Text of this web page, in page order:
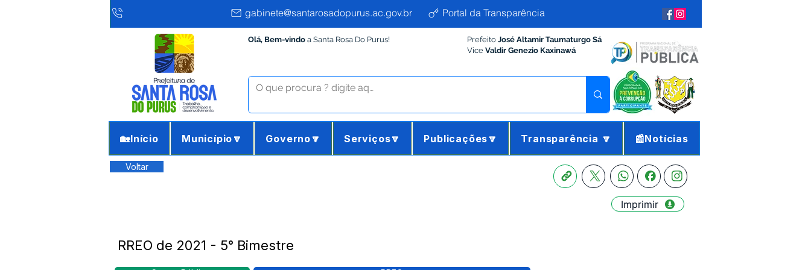
gabinete@santarosadopurus.ac.gov.br Portal da Transparência
Olá, Bem-vindo a Santa Rosa Do Purus! Prefeito José Altamir Taumaturgo Sá
Vice Valdir Genezio Kaxinawá
🏡Início Município🔽 Governo🔽 Serviços🔽 Publicações🔽 Transparência 🔽 📰Notícias
Voltar
Imprimir
RREO de 2021 - 5° Bimestre